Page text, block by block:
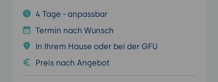
4 Tage - anpassbar
Termin nach Wunsch
In Ihrem Hause oder bei der GFU
Preis nach Angebot